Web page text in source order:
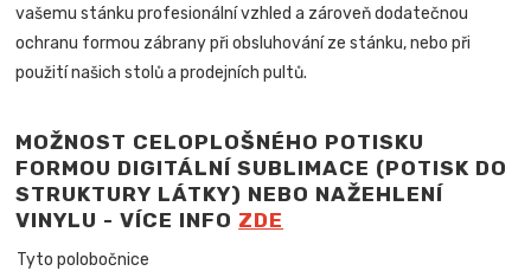
vašemu stánku profesionální vzhled a zároveň dodatečnou
ochranu formou zábrany při obsluhování ze stánku, nebo při
použití našich stolů aprodejních pultů.
MOŽNOST CELOPLOŠNÉHO POTISKU
FORMOU DIGITÁLNÍ SUBLIMACE (POTISK DO
STRUKTURY LÁTKY) NEBO NAŽEHLENÍ
VINYLU - VÍCE INFO ZDE
Tyto polobočnice